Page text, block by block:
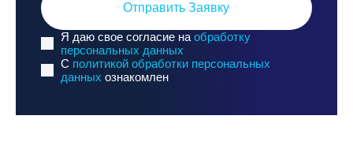
Отправить Заявку
Я даю свое согласие на обработку
персональных данных
C политикой обработки персональных
данных ознакомлен